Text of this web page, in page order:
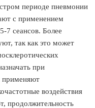
периоде пневмонии
с применением
7 сеансов. Более
так как это может
при
применяют
воздействия
продолжительность